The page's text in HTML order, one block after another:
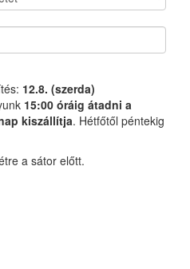
12.8. (szerda)
15:00 óráig átadni a
kiszállítja. Hétfőtől péntekig
a sátor előtt.